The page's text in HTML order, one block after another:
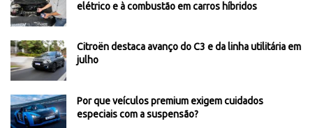
elétrico e à combustão em carros híbridos
Citroën destaca avanço do C3 e da linha utilitária em
julho
Por que veículos premium exigem cuidados
especiais com a suspensão?